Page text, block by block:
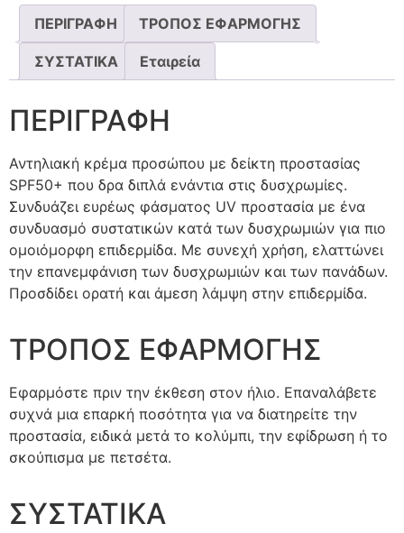
ΠΕΡΙΓΡΑΦΗ ΤΡΟΠΟΣ ΕΦΑΡΜΟΓΗΣ
ΣΥΣΤΑΤΙΚΑ Εταιρεία
ΠΕΡΙΓΡΑΦΗ
Αντηλιακή κρέμα προσώπου με δείκτη προστασίας
SPF50+ που δρα διπλά ενάντια στις δυσχρωμίες.
Συνδυάζει ευρέως φάσματος UV προστασία με ένα
συνδυασμό συστατικών κατά των δυσχρωμιών για πιο
ομοιόμορφη επιδερμίδα. Με συνεχή χρήση, ελαττώνει
την επανεμφάνιση των δυσχρωμιών και των πανάδων.
Προσδίδει ορατή και άμεση λάμψη στην επιδερμίδα.
ΤΡΟΠΟΣ ΕΦΑΡΜΟΓΗΣ
Εφαρμόστε πριν την έκθεση στον ήλιο. Επαναλάβετε
συχνά μια επαρκή ποσότητα για να διατηρείτε την
προστασία, ειδικά μετά το κολύμπι, την εφίδρωση ή το
σκούπισμα με πετσέτα.
ΣΥΣΤΑΤΙΚΑ